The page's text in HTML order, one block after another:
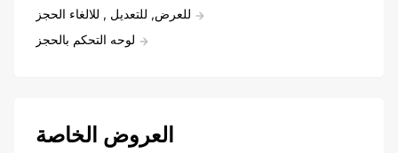
للعرض, للتعديل , للالغاء الحجز
لوحه التحكم بالحجز
العروض الخاصة